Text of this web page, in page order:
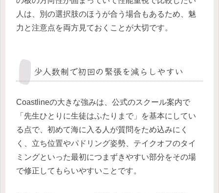
人は、別の選択肢のほうが合う場合もあるため、魅
力と注意点を両方見ておくことが大切です。
少人数制で初回の緊張を減らしやすい
Coastlineの大きな強みは、公式のスクール案内で
「先生ひとりに生徒はふたりまで」を基本にしてい
る点で、初めて海に入る人が質問をため込みにく
く、立ち位置やパドリング姿勢、テイクオフのタイ
ミングといった最初につまずきやすい部分をその場
で修正してもらいやすいことです。